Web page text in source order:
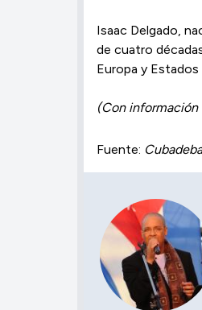
Isaac Delgado,
de cuatro
Europa y Estados
(Con información
Fuente: